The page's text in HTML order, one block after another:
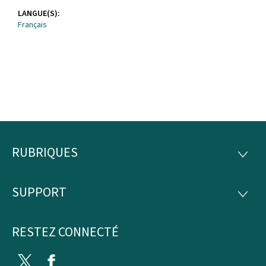
LANGUE(S):
Français
Pied
page
RUBRIQUES
SUPPORT
RESTEZ CONNECTÉ
Twitter